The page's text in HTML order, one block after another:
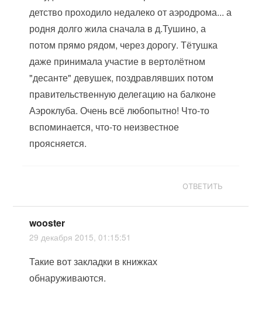
детство проходило недалеко от аэродрома... а
родня долго жила сначала в д.Тушино, а
потом прямо рядом, через дорогу. Тётушка
даже принимала участие в вертолётном
"десанте" девушек, поздравлявших потом
правительственную делегацию на балконе
Аэроклуба. Очень всё любопытно! Что-то
вспоминается, что-то неизвестное
проясняется.
ОТВЕТИТЬ
wooster
29 декабря 2015, 01:15:51
Такие вот закладки в книжках
обнаруживаются.